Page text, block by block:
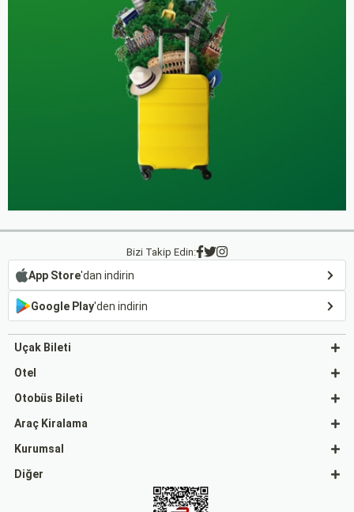
Bizi Takip Edin:
App Store'dan indirin
Google Play'den indirin
Uçak Bileti
Otel
Otobüs Bileti
Araç Kiralama
Kurumsal
Diğer